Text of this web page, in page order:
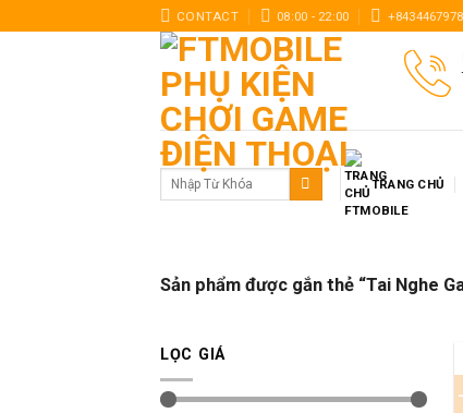
to
CONTACT 08:00 - 22:00
Tìm
TRANG CHỦ
Sản phẩm được gắn thẻ “Tai Nghe
LỌC GIÁ